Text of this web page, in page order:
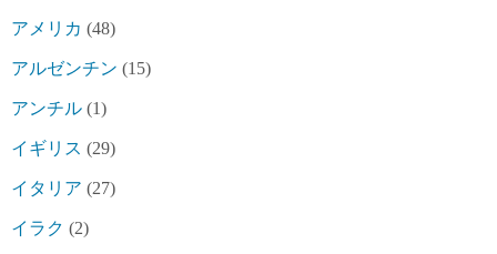
アメリカ (48)
アルゼンチン (15)
アンチル (1)
イギリス (29)
イタリア (27)
イラク (2)